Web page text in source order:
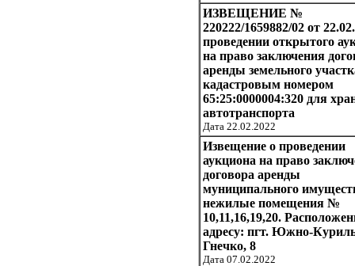
ИЗВЕЩЕНИЕ №
220222/1659882/02 от
проведении открытого
на право заключения
аренды земельного
кадастровым номером
65:25:0000004:320 для
автотранспорта
Дата 22.02.2022
Извещение о проведении
аукциона на право
договора аренды
муниципального
нежилые помещения №
10,11,16,19,20.
адресу: пгт. Южно-
Гнечко, 8
Дата 07.02.2022